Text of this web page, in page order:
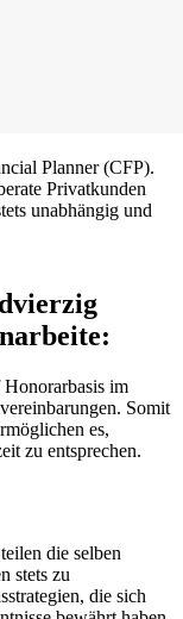
Planner (CFP).
Privatkunden
unabhängig und
im
Somit
es,
zu entsprechen.
die selben
stets zu
die sich